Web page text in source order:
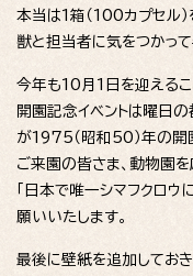
本当は1箱（100カプセル
獣と担当者に気をつかって
今年も10月1日を迎えるこ
開園記念イベントは曜日
が1975（昭和50）年の開
ご来園の皆さま、動物園
「日本で唯一シマフクロ
願いいたします。
最後に壁紙を追加しておき